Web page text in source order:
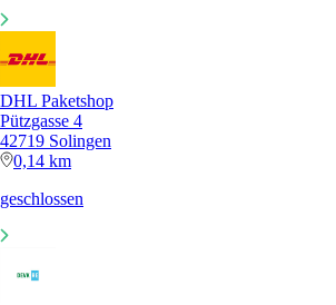
DHL Paketshop
Pützgasse 4
42719 Solingen
0,14 km
geschlossen